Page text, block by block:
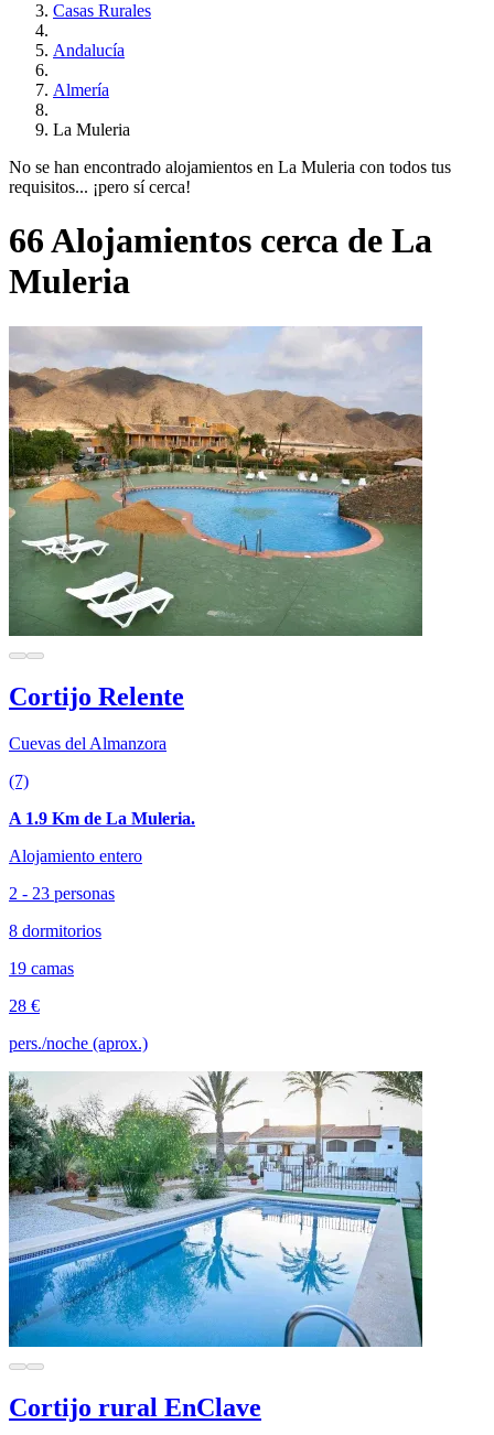
Casas Rurales
Andalucía
Almería
La Muleria
No se han encontrado alojamientos en La Muleria con todos tus
requisitos... ¡pero sí cerca!
66 Alojamientos cerca de La
Muleria
Cortijo Relente
Cuevas del Almanzora
(7)
A 1.9 Km de La Muleria.
Alojamiento entero
2 - 23 personas
8 dormitorios
19 camas
28 €
pers./noche (aprox.)
Cortijo rural EnClave